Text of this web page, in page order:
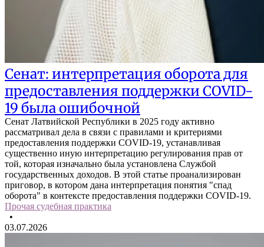
Сенат: интерпретация оборота для
предоставления поддержки COVID-
19 была ошибочной
Сенат Латвийской Республики в 2025 году активно
рассматривал дела в связи с правилами и критериями
предоставления поддержки COVID-19, устанавливая
существенно иную интерпретацию регулирования прав от
той, которая изначально была установлена Службой
государственных доходов. В этой статье проанализирован
приговор, в котором дана интерпретация понятия "спад
оборота" в контексте предоставления поддержки COVID-19.
Прочая судебная практика
•
03.07.2026